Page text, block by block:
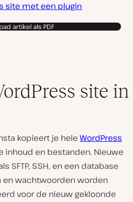
site met een plugin
artikel als PDF
site in
kopieert je hele WordPress
inhoud en bestanden. Nieuwe
SFTP, SSH, en een database
en wachtwoorden worden
voor de nieuw gekloonde